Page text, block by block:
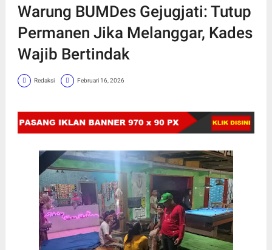
Warung BUMDes Gejugjati: Tutup
Permanen Jika Melanggar, Kades
Wajib Bertindak
Redaksi Februari 16, 2026